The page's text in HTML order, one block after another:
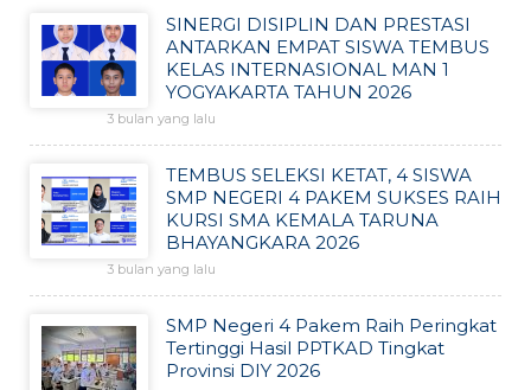
SINERGI DISIPLIN DAN PRESTASI
ANTARKAN EMPAT SISWA TEMBUS
KELAS INTERNASIONAL MAN 1
YOGYAKARTA TAHUN 2026
3 bulan yang lalu
TEMBUS SELEKSI KETAT, 4 SISWA
SMP NEGERI 4 PAKEM SUKSES RAIH
KURSI SMA KEMALA TARUNA
BHAYANGKARA 2026
3 bulan yang lalu
SMP Negeri 4 Pakem Raih Peringkat
Tertinggi Hasil PPTKAD Tingkat
Provinsi DIY 2026